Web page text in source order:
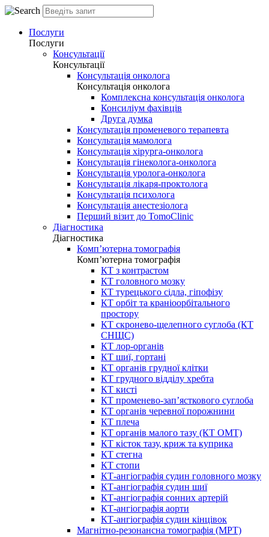
Послуги
Послуги
Консультації
Консультації
Консультація онколога
Консультація онколога
Комплексна консультація онколога
Консиліум фахівців
Друга думка
Консультація променевого терапевта
Консультація мамолога
Консультація хірурга-онколога
Консультація гінеколога-онколога
Консультація уролога-онколога
Консультація лікаря-проктолога
Консультація психолога
Консультація анестезіолога
Перший візит до TomoClinic
Діагностика
Діагностика
Комп’ютерна томографія
Комп’ютерна томографія
КТ з контрастом
КТ головного мозку
КТ турецького сідла, гіпофізу
КТ орбіт та краніоорбітального
простору
КТ скронево-щелепного суглоба (КТ
СНЩС)
КТ лор-органів
КТ шиї, гортані
КТ органів грудної клітки
КТ грудного відділу хребта
КТ кисті
КТ променево-зап’ясткового суглоба
КТ органів черевної порожнини
КТ плеча
КТ органів малого тазу (КТ ОМТ)
КТ кісток тазу, криж та куприка
КТ стегна
КТ стопи
КТ-ангіографія судин головного мозку
КТ-ангіографія судин шиї
КТ-ангіографія сонних артерій
КТ-ангіографія аорти
КТ-ангіографія судин кінцівок
Магнітно-резонансна томографія (МРТ)